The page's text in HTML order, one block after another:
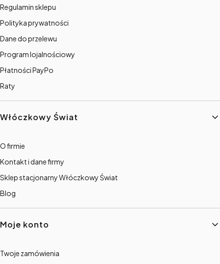
Regulamin sklepu
Polityka prywatności
Dane do przelewu
Program lojalnościowy
Płatności PayPo
Raty
Włóczkowy Świat
O firmie
Kontakt i dane firmy
Sklep stacjonarny Włóczkowy Świat
Blog
Moje konto
Twoje zamówienia